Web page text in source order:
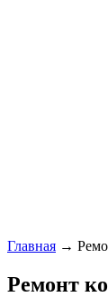
Главная →
Ремонт